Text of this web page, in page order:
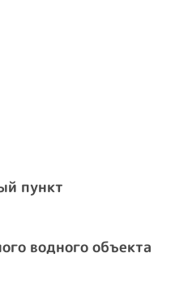
пункт
водного объекта